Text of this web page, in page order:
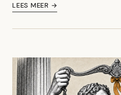
LEES MEER →